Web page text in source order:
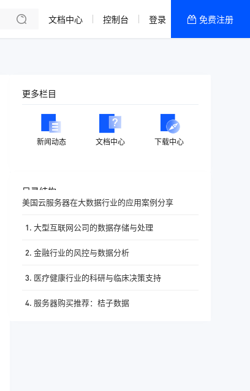
香港精品CN2云
文档中心 控制台 登录 免费注册
更多栏目
新闻动态 文档中心 下载中心
目录结构
美国云服务器在大数据行业的应用案例分享
1. 大型互联网公司的数据存储与处理
2. 金融行业的风控与数据分析
3. 医疗健康行业的科研与临床决策支持
4. 服务器购买推荐：桔子数据